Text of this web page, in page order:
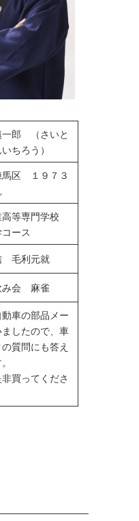
郎 （さいと
ちろう）
馬区 １９７３
高等専門学校
ース
毛利元就
み会 麻雀
車の部品メー
ましたので、車
質問にも答え
買ってくださ